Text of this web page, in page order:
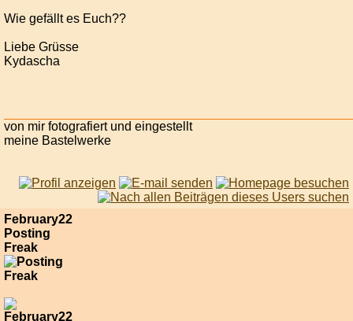
Wie gefällt es Euch??
Liebe Grüsse
Kydascha
von mir fotografiert und eingestellt
meine Bastelwerke
February22
Posting
Freak